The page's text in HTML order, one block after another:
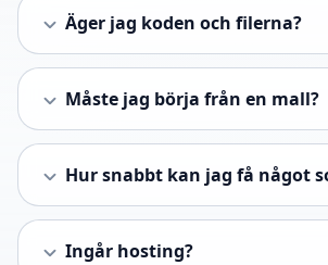
Äger jag koden och filerna?
Måste jag börja från en mall?
Hur snabbt kan jag få något
Ingår hosting?